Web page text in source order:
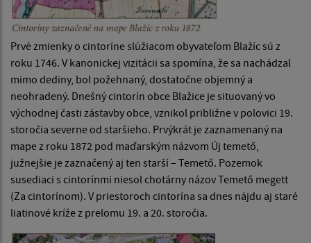
Prvé zmienky o cintoríne slúžiacom obyvateľom Blažíc sú z
roku 1746. V kanonickej vizitácii sa spomína, že sa nachádzal
mimo dediny, bol požehnaný, dostatočne objemný a
neohradený. Dnešný cintorín obce Blažice je situovaný vo
východnej časti zástavby obce, vznikol približne v polovici 19.
storočia severne od staršieho. Prvýkrát je zaznamenaný na
mape z roku 1872 pod maďarským názvom Új temető,
južnejšie je zaznačený aj ten starší – Temető. Pozemok
susediaci s cintorínmi niesol chotárny názov Temető megett
(Za cintorínom). V priestoroch cintorína sa dnes nájdu aj staré
liatinové kríže z prelomu 19. a 20. storočia.